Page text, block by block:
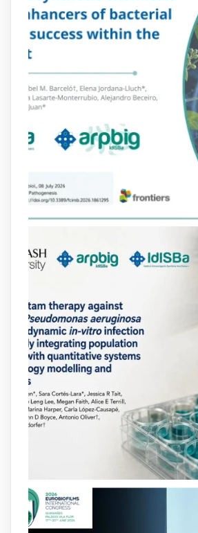
2 4 X
arpbigidisba
#PublicaSalutIB @idisbaib
en un estudi sobre com
poc habitual de dos
lactàmics pot eliminar de
eficient Pseudomonas
que en retarda l'aparició
https://
i-projectes/1...
https://hdl.handle.net/
Our new review explores
neurotransmitters, drugs,
molecules can influence
behavior. Some can even
bacterial virulence,
opportunities to combat
infections.@idisbaib
https://
and-infection-...
2 4 X